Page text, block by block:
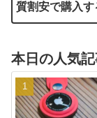
質割安で購入す
本日の人気